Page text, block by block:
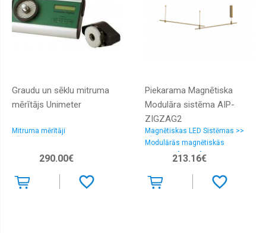
Graudu un sēklu mitruma
mērītājs Unimeter
Mitruma mērītāji
290.00€
Piekarama Magnētiska
Modulāra sistēma AIP-
ZIGZAG2
Magnētiskas LED Sistēmas >>
Modulārās magnētiskās
Sistēmas "Lusso"
213.16€